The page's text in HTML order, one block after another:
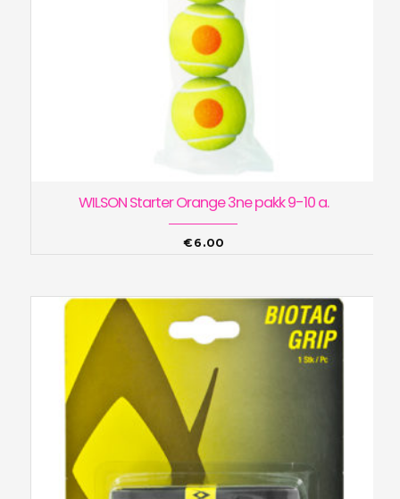
WILSON Starter Orange 3ne pakk 9-10 a.
€ 6.00